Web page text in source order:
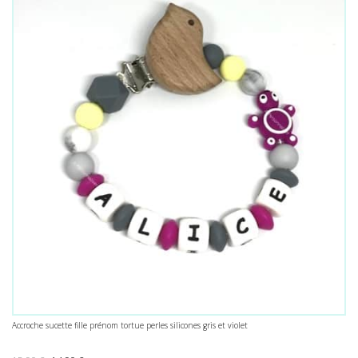
Accroche sucette fille prénom tortue perles silicones gris et violet